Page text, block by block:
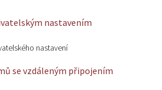
nastavením
nastavení
se vzdáleným připojením